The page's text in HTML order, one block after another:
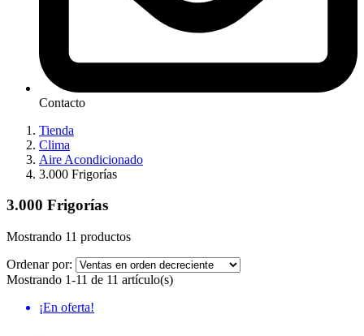
Contacto
Tienda
Clima
Aire Acondicionado
3.000 Frigorías
3.000 Frigorías
Mostrando 11 productos
Ordenar por:
Mostrando 1-11 de 11 artículo(s)
¡En oferta!